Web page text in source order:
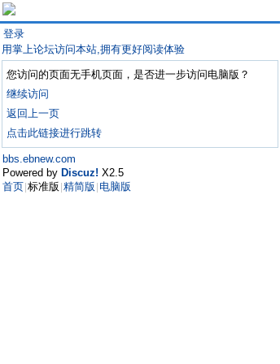
登录
用掌上论坛访问本站,拥有更好阅读体验
您访问的页面无手机页面，是否进一步访问电脑版？
继续访问
返回上一页
点击此链接进行跳转
bbs.ebnew.com
Powered by Discuz! X2.5
首页 标准版 精简版 电脑版